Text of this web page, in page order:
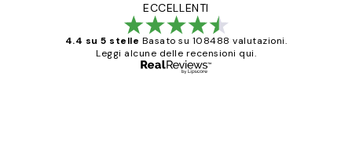
ECCELLENTI
4.4 su 5 stelle Basato su 108488 valutazioni.
Leggi alcune delle recensioni qui.